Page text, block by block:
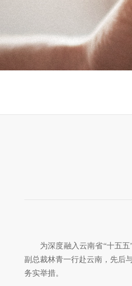
为深度融入云南省“十五
副总裁林青一行赴云南，先后
务实举措。